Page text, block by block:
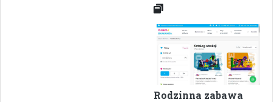
Rodzinna zabawa